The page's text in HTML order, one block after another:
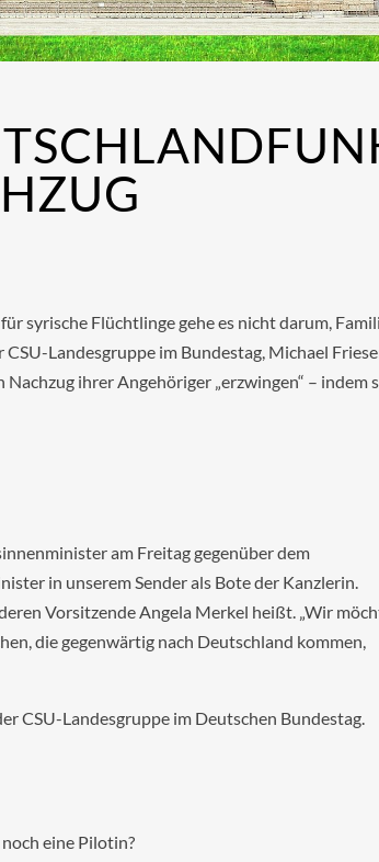
syrische Flüchtlinge gehe es nicht darum,
Landesgruppe im Bundestag, Michael
ihrer Angehöriger „erzwingen“ – indem
am Freitag gegenüber dem
in unserem Sender als Bote der Kanzlerin.
Vorsitzende Angela Merkel heißt. „Wir
die gegenwärtig nach Deutschland kommen,
CSU-Landesgruppe im Deutschen Bundestag.
eine Pilotin?